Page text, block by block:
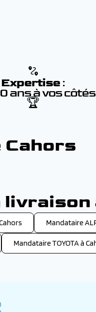
Expertise :
ans à vos
🏆
Cahors
livraison
Mandataire
Mandataire TOYOTA à